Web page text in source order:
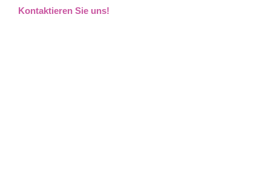
Kontaktieren Sie uns!